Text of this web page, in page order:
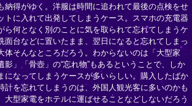
納得がゆく。洋服は時間に追われて最後の点検をせ
トに入れて出発してしまうケース。スマホの充電器
ら何となく別のことに気を取られて忘れてしまうケ
面台などに置いたまま、翌日になると忘れてしまっ
体そんなところだろう。わからないのは「大型家
影」「骨壺」の“忘れ物”もあるということで、しか
になってしまうケースが多いらしい。購入したばか
計を忘れてしまうのは、外国人観光客に多いのかも
大型家電をホテルに運ばせることなどしないだろう